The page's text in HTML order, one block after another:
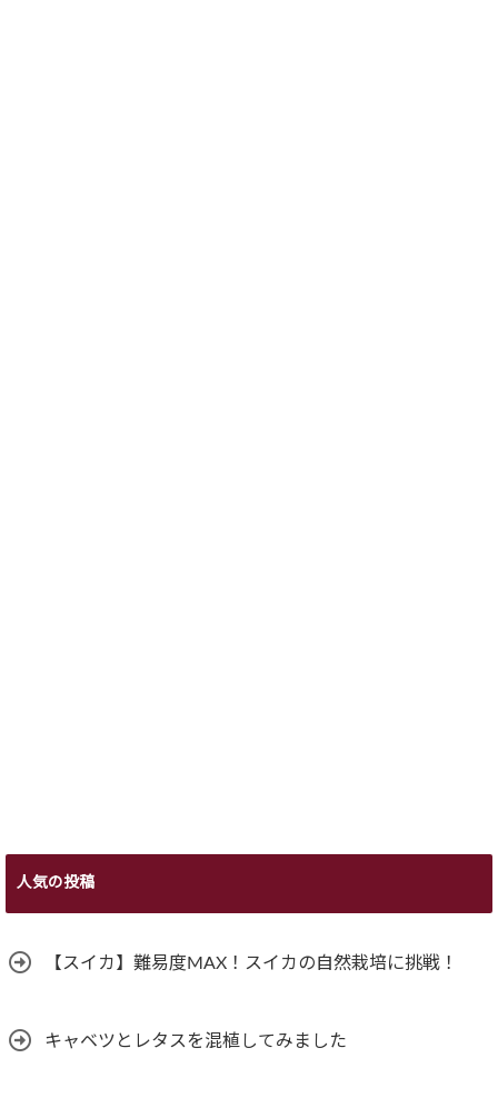
人気の投稿
【スイカ】難易度MAX！スイカの自然栽培に挑戦！
キャベツとレタスを混植してみました